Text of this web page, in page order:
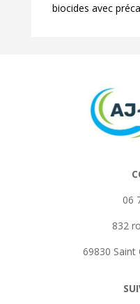
biocides avec
06
832
69830 Saint